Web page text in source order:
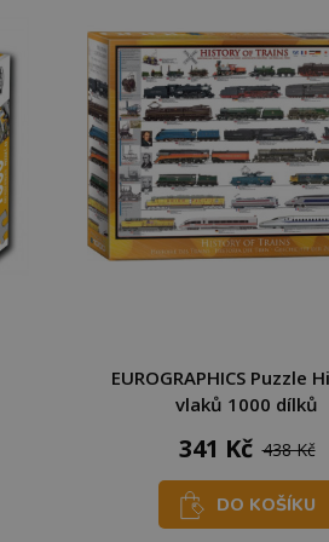
EUROGRAPHICS Puzzle
vlaků 1000 dílků
341 Kč 438 Kč
DO KOŠÍKU